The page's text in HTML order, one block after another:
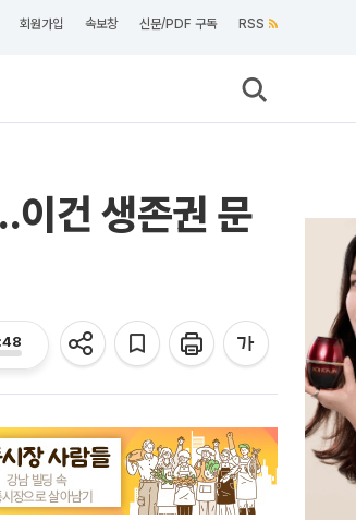
회원가입 속보창 신문/PDF 구독 RSS
이건 생존권 문